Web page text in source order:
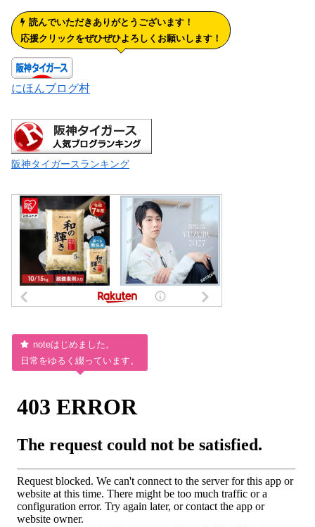
読んでいただきありがとうございます！
応援クリックをぜひぜひよろしくお願いします！
にほんブログ村
阪神タイガースランキング
noteはじめました。
日常をゆるく綴っています。